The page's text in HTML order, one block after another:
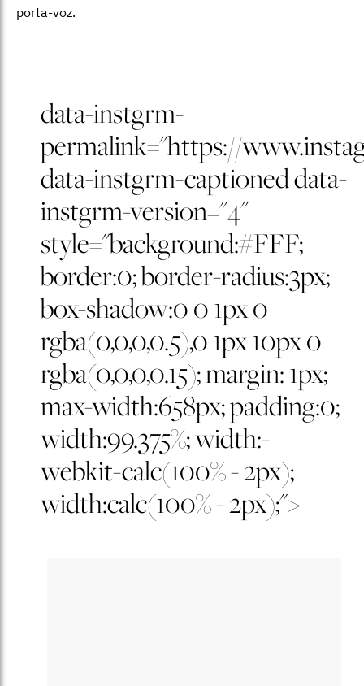
porta-voz.
data-instgrm-
permalink="https://
data-instgrm-captioned data-
instgrm-version="4"
style="background:#FFF;
border:0; border-radius:3px;
box-shadow:0 0 1px 0
rgba(0,0,0,0.5),0 1px 10px 0
rgba(0,0,0,0.15); margin: 1px;
max-width:658px; padding:0;
width:99.375%; width:-
webkit-calc(100% - 2px);
width:calc(100% - 2px);">